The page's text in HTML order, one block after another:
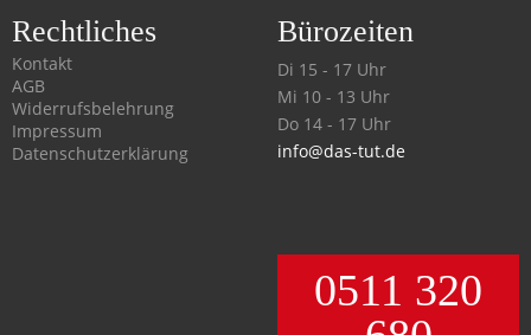
Rechtliches
Kontakt
AGB
Widerrufsbelehrung
Impressum
Datenschutzerklärung
Bürozeiten
Di 15 - 17 Uhr
Mi 10 - 13 Uhr
Do 14 - 17 Uhr
info@das-tut.de
0511 320